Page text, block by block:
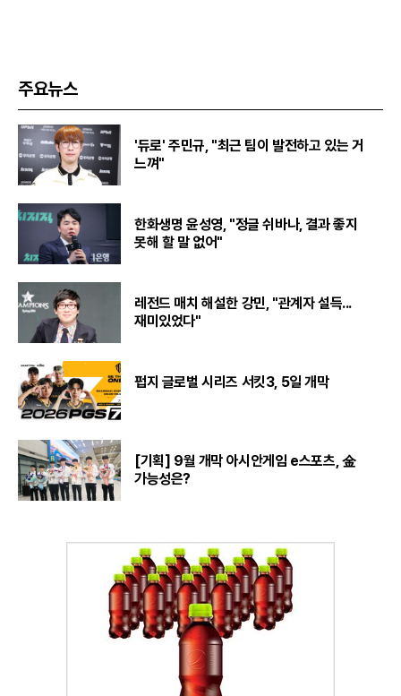
주요뉴스
'듀로' 주민규, "최근 팀이 발전하고 있는 거
느껴"
한화생명 윤성영, "정글 쉬바나, 결과 좋지
못해 할 말 없어"
레전드 매치 해설한 강민, "관계자 설득...
재미있었다"
펍지 글로벌 시리즈 서킷3, 5일 개막
[기획] 9월 개막 아시안게임 e스포츠, 金
가능성은?